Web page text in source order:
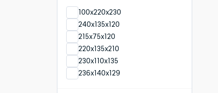
100x220x230
240x135x120
215x75x120
220x135x210
230x110x135
236x140x129